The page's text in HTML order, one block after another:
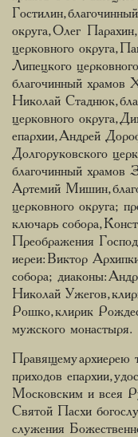
Гостилин,
округа, Олег
церковного округа,
Липецкого
благочинный храмов
Николай Стаднюк,
церковного округа,
епархии, Андрей
Долгоруковского
благочинный храмов
Артемий Мишин,
церковного округа;
ключарь собора,
Преображения
иереи: Виктор
собора; диаконы:
Николай Ужегов,
Рошко, клирик
мужского монастыря.
Правящему архиерею
приходов епархии,
Московским и
Святой Пасхи
служения